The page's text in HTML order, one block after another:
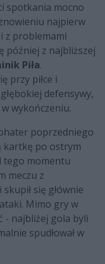
spotkania mocno
najpierw
i z problemami
później z najbliższej
Piła.
przy piłce i
defensywy,
wykończeniu.
poprzedniego
kartkę po ostrym
tego momentu
meczu z
się głównie
Mimo gry w
- najbliżej gola byli
spudłował w